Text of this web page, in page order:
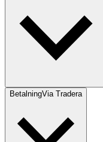
BetalningVia Tradera